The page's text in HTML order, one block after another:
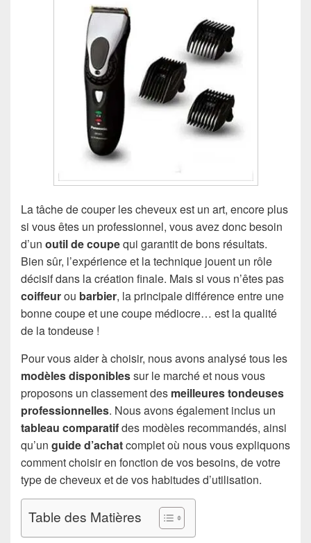
La tâche de couper les cheveux est un art, encore plus
si vous êtes un professionnel, vous avez donc besoin
d’un outil de coupequi garantit de bons résultats.
Bien sûr, l’expérience et la technique jouent un rôle
décisif dans la création finale. Mais si vous n’êtes pas
coiffeurou barbier, la principale différence entre une
bonne coupe et une coupe médiocre… est la qualité
de la tondeuse !
Pour vous aider à choisir, nous avons analysé tous les
modèles disponiblessur le marché et nous vous
proposons un classement des meilleures tondeuses
professionnelles. Nous avons également inclus un
tableau comparatifdes modèles recommandés, ainsi
qu’un guide d’achatcomplet où nous vous expliquons
comment choisir en fonction de vos besoins, de votre
type de cheveux et de vos habitudes d’utilisation.
Table des Matières